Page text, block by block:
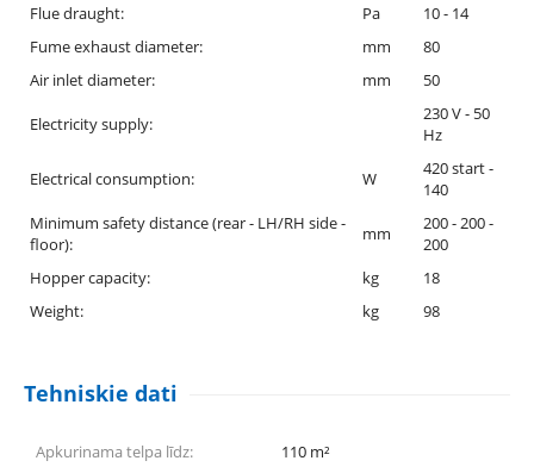
Flue draught:
Pa
10 - 14
Fume exhaust diameter:
mm
80
Air inlet diameter:
mm 50
Electricity supply:
230 V - 50
Hz
Electrical consumption: W
420 start -
140
Minimum safety distance (rear - LH/RH side -
floor):
mm
200 - 200 -
200
Hopper capacity:
kg
18
Weight:
kg 98
Tehniskie dati
Apkurinama telpa līdz: 110 m²